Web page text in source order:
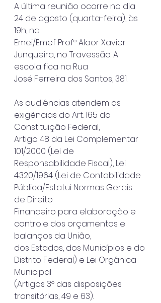
A última reunião ocorre no dia
24 de agosto (quarta-feira), às
19h, na
Emei/Emef Profº Alaor Xavier
Junqueira, no Travessão. A
escola fica na Rua
José Ferreira dos Santos, 381.
As audiências atendem as
exigências do Art. 165 da
Constituição Federal,
Artigo 48 da Lei Complementar
101/2000 (Lei de
Responsabilidade Fiscal), Lei
4.320/1964 (Lei de Contabilidade
Pública/Estatui Normas Gerais
de Direito
Financeiro para elaboração e
controle dos orçamentos e
balanços da União,
dos Estados, dos Municípios e do
Distrito Federal) e Lei Orgânica
Municipal
(Artigos 3º das disposições
transitórias, 49 e 63).